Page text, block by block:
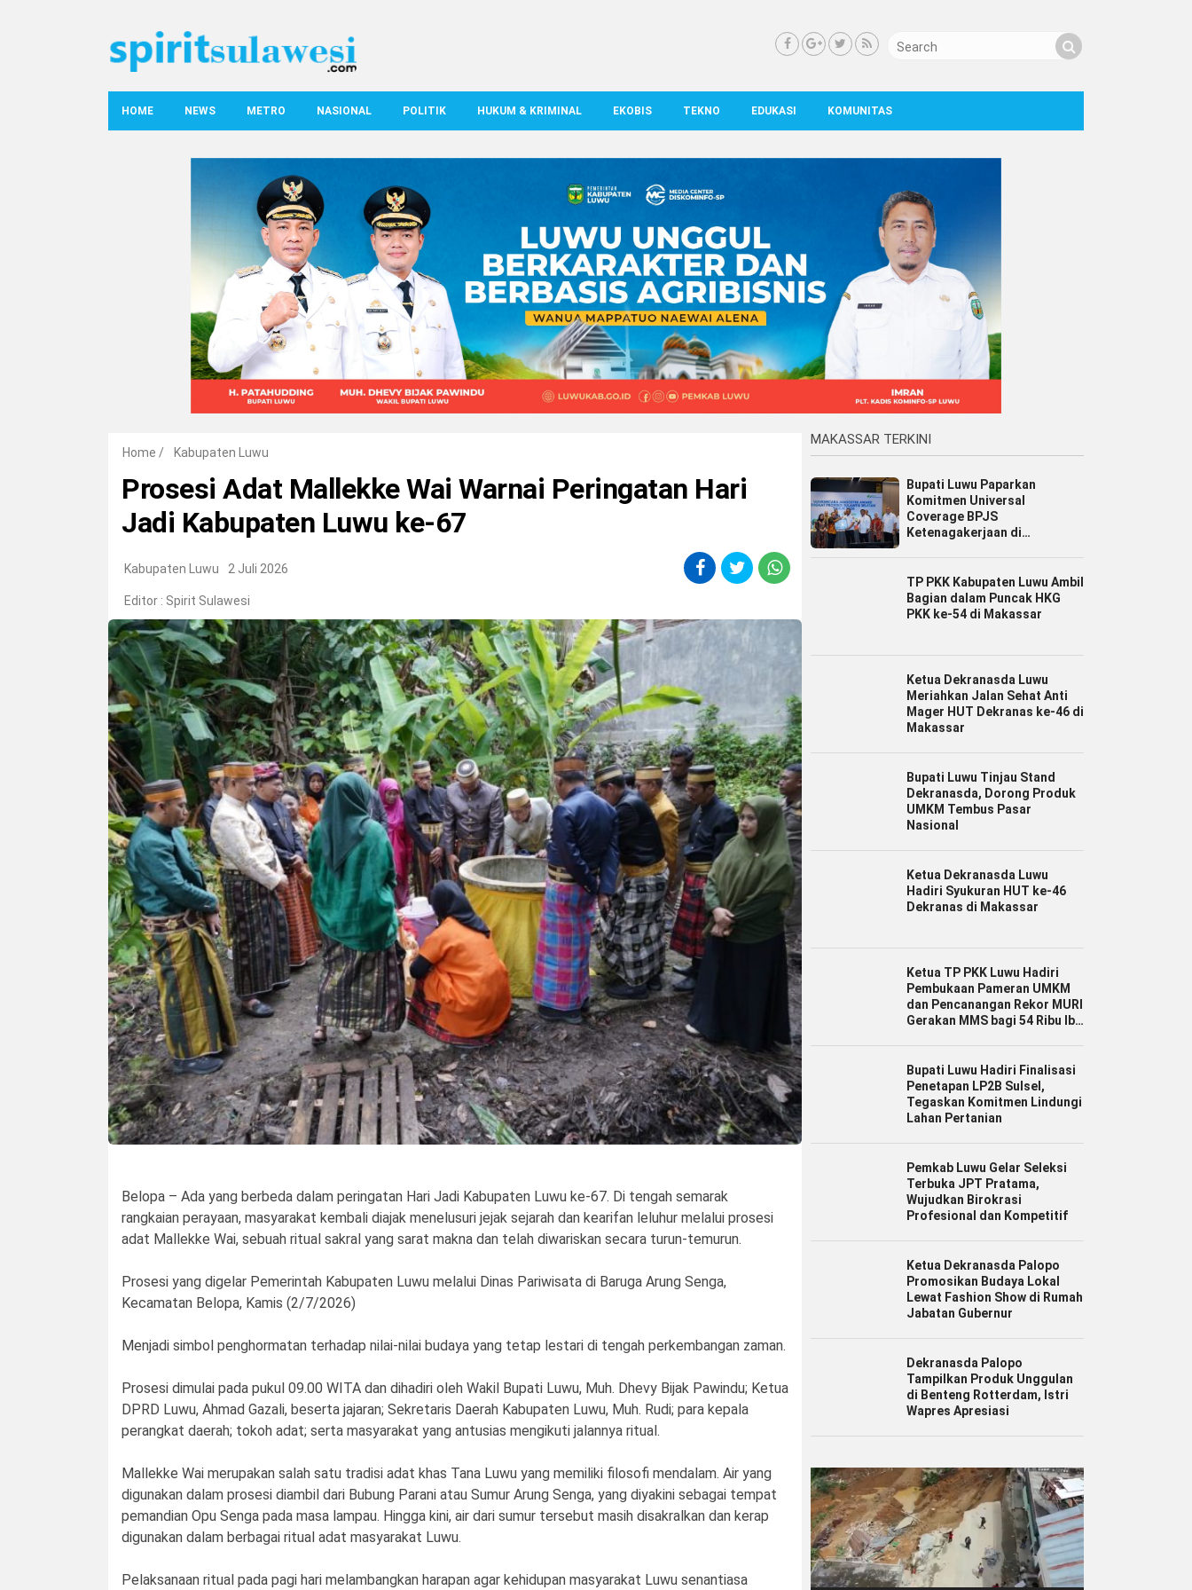
HOME NEWS METRO NASIONAL POLITIK HUKUM & KRIMINAL EKOBIS TEKNO EDUKASI KOMUNITAS
Home / Kabupaten Luwu
Prosesi Adat Mallekke Wai Warnai Peringatan Hari
Jadi Kabupaten Luwu ke-67
Kabupaten Luwu 2 Juli 2026
Editor : Spirit Sulawesi
Belopa – Ada yang berbeda dalam peringatan Hari Jadi Kabupaten Luwu ke-67. Di tengah semarak
rangkaian perayaan, masyarakat kembali diajak menelusuri jejak sejarah dan kearifan leluhur melalui prosesi
adat Mallekke Wai, sebuah ritual sakral yang sarat makna dan telah diwariskan secara turun-temurun.
Prosesi yang digelar Pemerintah Kabupaten Luwu melalui Dinas Pariwisata di Baruga Arung Senga,
Kecamatan Belopa, Kamis (2/7/2026)
Menjadi simbol penghormatan terhadap nilai-nilai budaya yang tetap lestari di tengah perkembangan zaman.
Prosesi dimulai pada pukul 09.00 WITA dan dihadiri oleh Wakil Bupati Luwu, Muh. Dhevy Bijak Pawindu; Ketua
DPRD Luwu, Ahmad Gazali, beserta jajaran; Sekretaris Daerah Kabupaten Luwu, Muh. Rudi; para kepala
perangkat daerah; tokoh adat; serta masyarakat yang antusias mengikuti jalannya ritual.
Mallekke Wai merupakan salah satu tradisi adat khas Tana Luwu yang memiliki filosofi mendalam. Air yang
digunakan dalam prosesi diambil dari Bubung Parani atau Sumur Arung Senga, yang diyakini sebagai tempat
pemandian Opu Senga pada masa lampau. Hingga kini, air dari sumur tersebut masih disakralkan dan kerap
digunakan dalam berbagai ritual adat masyarakat Luwu.
Pelaksanaan ritual pada pagi hari melambangkan harapan agar kehidupan masyarakat Luwu senantiasa
MAKASSAR TERKINI
Bupati Luwu Paparkan
Komitmen Universal
Coverage BPJS
Ketenagakerjaan di
TP PKK Kabupaten Luwu Ambil
Bagian dalam Puncak HKG
PKK ke-54 di Makassar
Ketua Dekranasda Luwu
Meriahkan Jalan Sehat Anti
Mager HUT Dekranas ke-46 di
Makassar
Bupati Luwu Tinjau Stand
Dekranasda, Dorong Produk
UMKM Tembus Pasar
Nasional
Ketua Dekranasda Luwu
Hadiri Syukuran HUT ke-46
Dekranas di Makassar
Ketua TP PKK Luwu Hadiri
Pembukaan Pameran UMKM
dan Pencanangan Rekor MURI
Gerakan MMS bagi 54 Ribu Ibu
Bupati Luwu Hadiri Finalisasi
Penetapan LP2B Sulsel,
Tegaskan Komitmen Lindungi
Lahan Pertanian
Pemkab Luwu Gelar Seleksi
Terbuka JPT Pratama,
Wujudkan Birokrasi
Profesional dan Kompetitif
Ketua Dekranasda Palopo
Promosikan Budaya Lokal
Lewat Fashion Show di Rumah
Jabatan Gubernur
Dekranasda Palopo
Tampilkan Produk Unggulan
di Benteng Rotterdam, Istri
Wapres Apresiasi
Pemutar
Video